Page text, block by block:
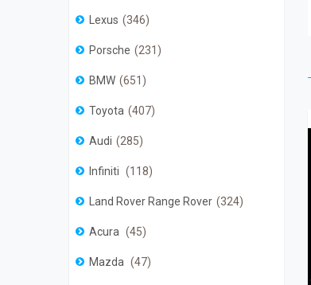
Lexus 346
Porsche 231
BMW 651
Toyota 407
Audi 285
Infiniti 118
Land Rover Range Rover 324
Acura 45
Mazda 47